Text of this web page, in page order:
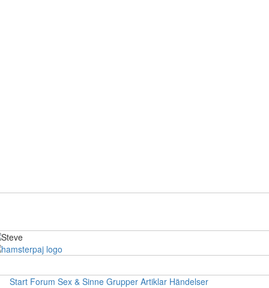
Start Forum Sex & Sinne Grupper Artiklar Händelser